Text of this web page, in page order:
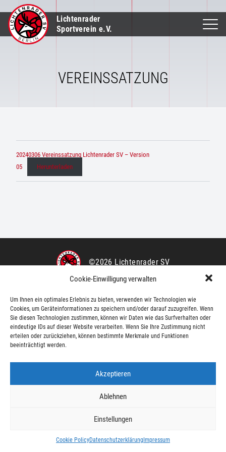
Cookie-Einwilligung verwalten
Um Ihnen ein optimales Erlebnis zu bieten, verwenden wir Technologien wie
Cookies, um Geräteinformationen zu speichern und/oder darauf zuzugreifen. Wenn
Sie diesen Technologien zustimmen, können wir Daten wie das Surfverhalten oder
eindeutige IDs auf dieser Website verarbeiten. Wenn Sie Ihre Zustimmung nicht
erteilen oder zurückziehen, können bestimmte Merkmale und Funktionen
beeinträchtigt werden.
Akzeptieren
Ablehnen
Einstellungen
Cookie PolicyDatenschutzerklärung Impressum
Lichtenrader
Sportverein e.V.
VEREINSSATZUNG
20240306 Vereinssatzung Lichtenrader SV – Version
05
Herunterladen
©2026 Lichtenrader SV